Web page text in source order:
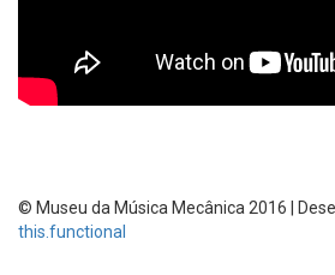
© Museu da Música Mecânica 2016 |
this.functional